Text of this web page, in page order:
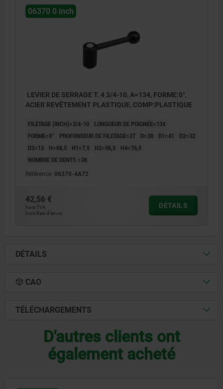
06370 0 inch
LEVIER DE SERRAGE T. 4 3/4-10, A=134, FORME:0°,
ACIER REVÊTEMENT PLASTIQUE, COMP:PLASTIQUE
FILETAGE (INCH)=3/4-10
LONGUEUR DE POIGNÉE=134
FORME=0°
PROFONDEUR DE FILETAGE=27 D=30 D1=41
D2=32
D3=13
H=68,5 H1=7,5 H2=56,5
H4=76,5
NOMBRE DE DENTS =36
Référence: 06370-4A72
42,56 €
hors TVA
hors frais d’envoi
DÉTAILS
DÉTAILS
CAO
TÉLÉCHARGEMENTS
D'autres clients ont
également acheté